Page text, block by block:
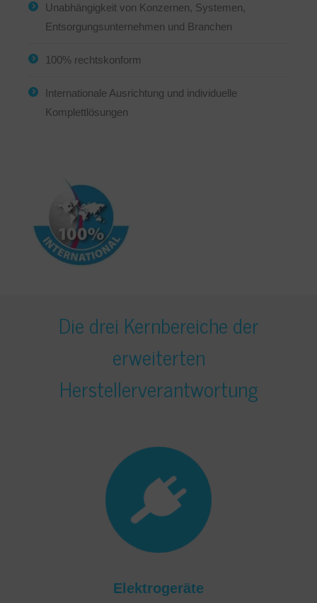
Unabhängigkeit von Konzernen, Systemen,
Entsorgungsunternehmen und Branchen
100% rechtskonform
Internationale Ausrichtung und individuelle
Komplettlösungen
Die drei Kernbereiche der
erweiterten
Herstellerverantwortung
Elektrogeräte